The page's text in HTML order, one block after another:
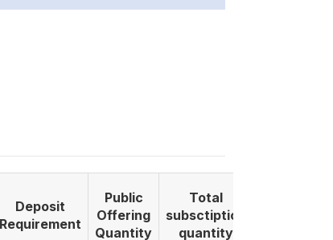
Deposit
Requirement
Public
Offering
Quantity
Total
subsctiption
quantity